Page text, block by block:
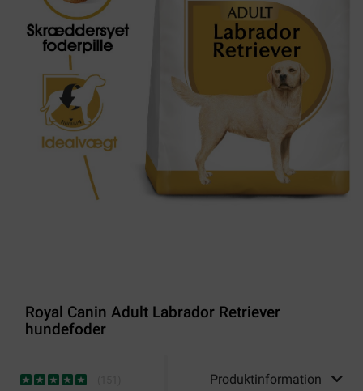
Royal Canin Adult Labrador Retriever
hundefoder
Produktinformation